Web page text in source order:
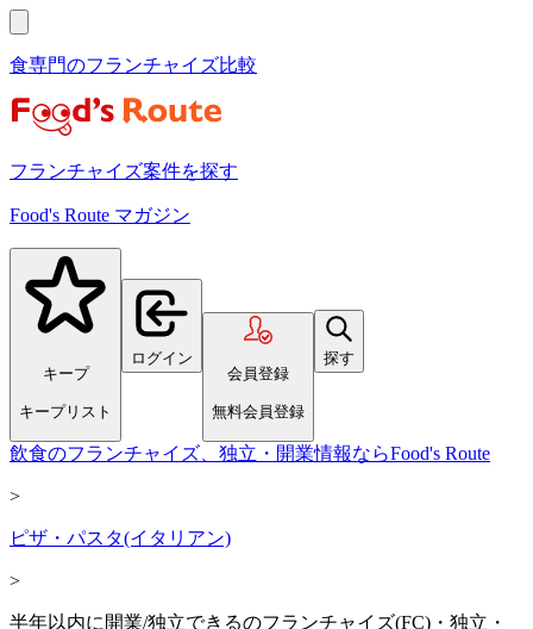
食専門のフランチャイズ比較
フランチャイズ案件を探す
Food's Route マガジン
キープ
キープリスト
ログイン
会員登録
無料会員登録
探す
飲食のフランチャイズ、独立・開業情報ならFood's Route
>
ピザ・パスタ(イタリアン)
>
半年以内に開業/独立できるのフランチャイズ(FC)・独立・